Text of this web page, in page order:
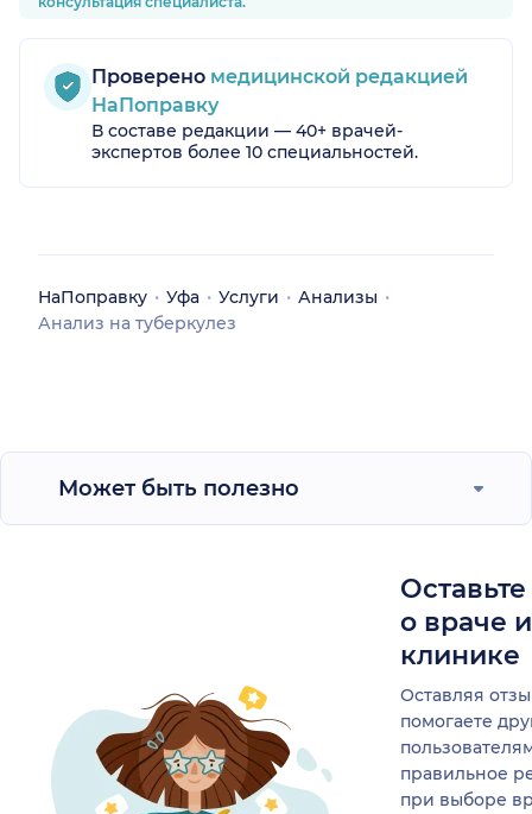
Проверено медицинской редакцией
НаПоправку
В составе редакции — 40+ врачей-
экспертов более 10 специальностей.
НаПоправку Уфа Услуги
Анализы
Анализ на туберкулез
Может быть полезно
о враче
клинике
Оставляя
помогаете
правильное
при выборе